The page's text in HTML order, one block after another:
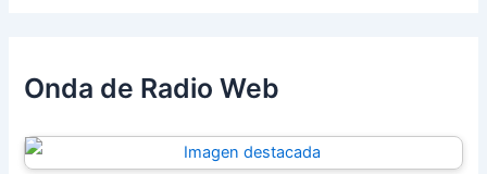
Onda de Radio Web